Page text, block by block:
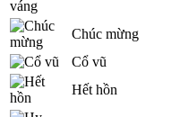
Chúc mừng
Cổ vũ
Hết hồn